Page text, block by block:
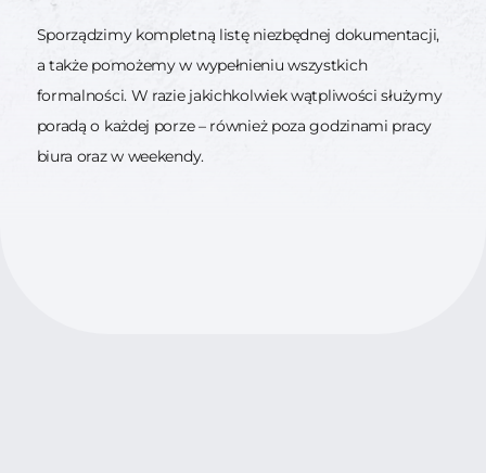
Sporządzimy kompletną listę niezbędnej dokumentacji,
a także pomożemy w wypełnieniu wszystkich
formalności. W razie jakichkolwiek wątpliwości służymy
poradą o każdej porze – również poza godzinami pracy
biura oraz w weekendy.